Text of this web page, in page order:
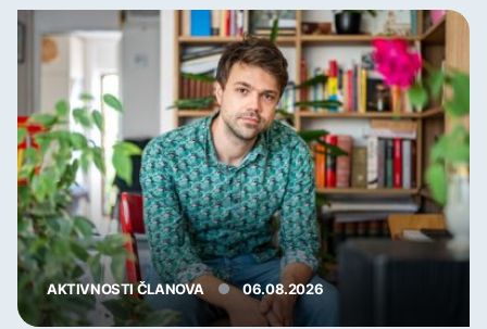
AKTIVNOSTI ČLANOVA 06.08.2026